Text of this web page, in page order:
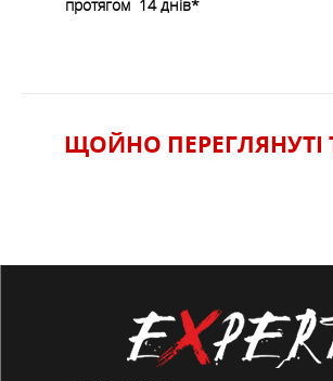
протягом 14 днів*
ЩОЙНО ПЕРЕГЛЯНУТI